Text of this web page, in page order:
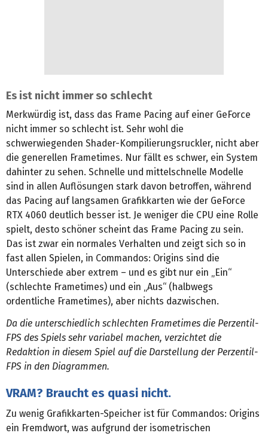
Es ist nicht immer so schlecht
Merkwürdig ist, dass das Frame Pacing auf einer GeForce
nicht immer so schlecht ist. Sehr wohl die
schwerwiegenden Shader-Kompilierungsruckler, nicht aber
die generellen Frametimes. Nur fällt es schwer, ein System
dahinter zu sehen. Schnelle und mittelschnelle Modelle
sind in allen Auflösungen stark davon betroffen, während
das Pacing auf langsamen Grafikkarten wie der GeForce
RTX 4060 deutlich besser ist. Je weniger die CPU eine Rolle
spielt, desto schöner scheint das Frame Pacing zu sein.
Das ist zwar ein normales Verhalten und zeigt sich so in
fast allen Spielen, in Commandos: Origins sind die
Unterschiede aber extrem – und es gibt nur ein „Ein“
(schlechte Frametimes) und ein „Aus“ (halbwegs
ordentliche Frametimes), aber nichts dazwischen.
Da die unterschiedlich schlechten Frametimes die Perzentil-
FPS des Spiels sehr variabel machen, verzichtet die
Redaktion in diesem Spiel auf die Darstellung der Perzentil-
FPS in den Diagrammen.
VRAM? Braucht es quasi nicht.
Zu wenig Grafikkarten-Speicher ist für Commandos: Origins
ein Fremdwort, was aufgrund der isometrischen